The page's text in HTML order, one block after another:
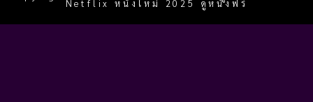
Netflix หนังใหม่ 2025 ดูหนังฟรี